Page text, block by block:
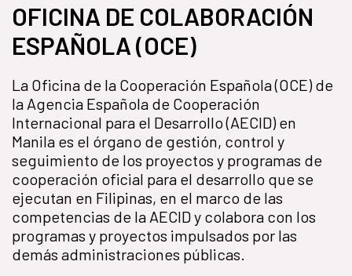
OFICINA DE COLABORACIÓN
ESPAÑOLA (OCE)
La Oficina de la Cooperación Española (OCE) de
la Agencia Española de Cooperación
Internacional para el Desarrollo (AECID) en
Manila es el órgano de gestión, control y
seguimiento de los proyectos y programas de
cooperación oficial para el desarrollo que se
ejecutan en Filipinas, en el marco de las
competencias de la AECID y colabora con los
programas y proyectos impulsados por las
demás administraciones públicas.